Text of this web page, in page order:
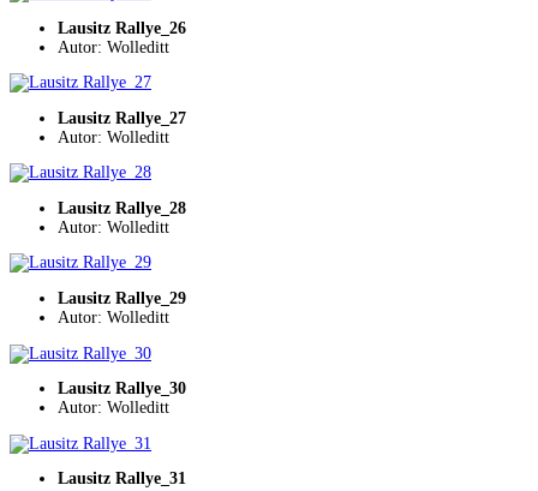
Lausitz Rallye_26
Autor: Wolleditt
Lausitz Rallye_27
Autor: Wolleditt
Lausitz Rallye_28
Autor: Wolleditt
Lausitz Rallye_29
Autor: Wolleditt
Lausitz Rallye_30
Autor: Wolleditt
Lausitz Rallye_31